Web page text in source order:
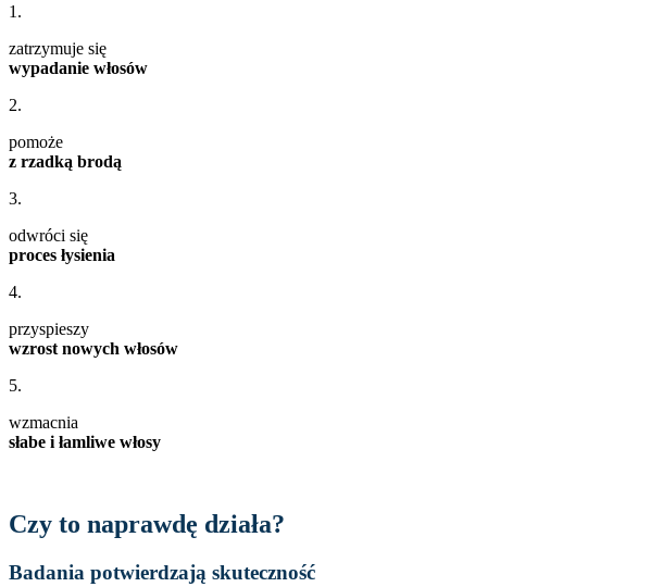
1.
zatrzymuje się
wypadanie włosów
2.
pomoże
z rzadką brodą
3.
odwróci się
proces łysienia
4.
przyspieszy
wzrost nowych włosów
5.
wzmacnia
słabe i łamliwe włosy
Czy to naprawdę działa?
Badania potwierdzają skuteczność